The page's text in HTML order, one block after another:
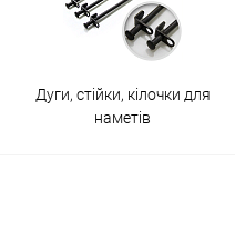
Дуги, стійки, кілочки для
наметів